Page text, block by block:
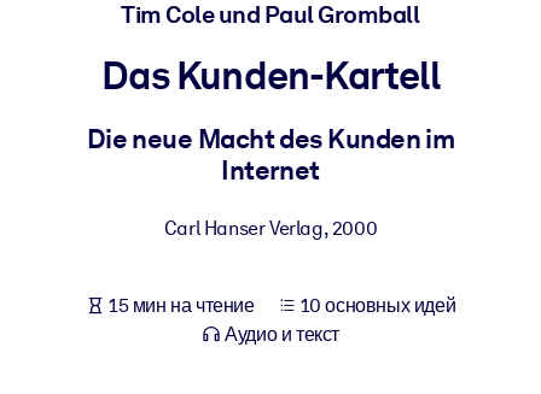
ПО СИСТЕМАМ
Интегрируйте краткие проверенные знания в вашу LMS/LXP для
лучших результатов обучения.
Для корпоративных библиотек
Tim Cole und Paul Gromball
Das Kunden-Kartell
Die neue Macht des Kunden im
Internet
Carl Hanser Verlag,2000
15 мин на чтение
10 основных идей
Аудио и текст